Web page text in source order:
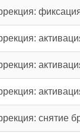
снятие